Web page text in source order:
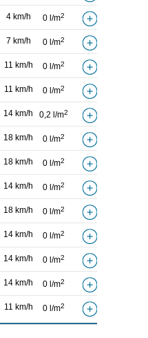
4 km/h 0 l/m2
7 km/h 0 l/m2
11 km/h 0 l/m2
11 km/h 0 l/m2
14 km/h 0,2 l/m2
18 km/h 0 l/m2
18 km/h 0 l/m2
14 km/h 0 l/m2
18 km/h 0 l/m2
14 km/h 0 l/m2
14 km/h 0 l/m2
14 km/h 0 l/m2
11 km/h 0 l/m2